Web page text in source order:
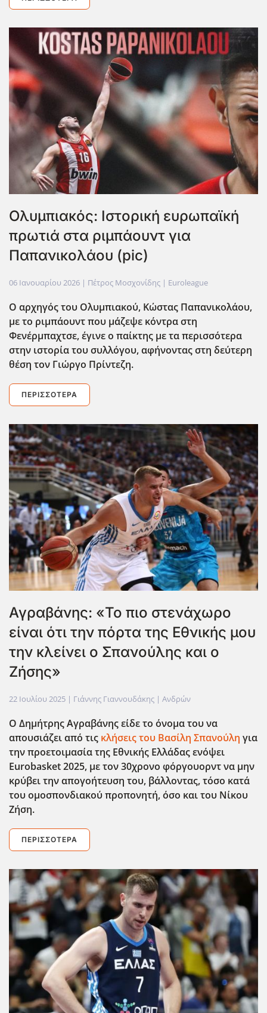
Ολυμπιακός: Ιστορική ευρωπαϊκή
πρωτιά στα ριμπάουντ για
Παπανικολάου (pic)
06 Ιανουαρίου 2026 | Πέτρος Μοσχονίδης | Euroleague
Ο αρχηγός του Ολυμπιακού, Κώστας Παπανικολάου,
με το ριμπάουντ που μάζεψε κόντρα στη
Φενέρμπαχτσε, έγινε ο παίκτης με τα περισσότερα
στην ιστορία του συλλόγου, αφήνοντας στη δεύτερη
θέση τον Γιώργο Πρίντεζη.
ΠΕΡΙΣΣΌΤΕΡΑ
Αγραβάνης: «Το πιο στενάχωρο
είναι ότι την πόρτα της Εθνικής μου
την κλείνει ο Σπανούλης και ο
Ζήσης»
22 Ιουλίου 2025 | Γιάννης Γιαννουδάκης | Ανδρών
Ο Δημήτρης Αγραβάνης είδε το όνομα του να
απουσιάζει από τις κλήσεις του Βασίλη Σπανούλη για
την προετοιμασία της Εθνικής Ελλάδας ενόψει
Eurobasket2025, με τον 30χρονο φόργουορντ να μην
κρύβει την απογοήτευση του, βάλλοντας, τόσο κατά
του ομοσπονδιακού προπονητή, όσο και του Νίκου
Ζήση.
ΠΕΡΙΣΣΌΤΕΡΑ